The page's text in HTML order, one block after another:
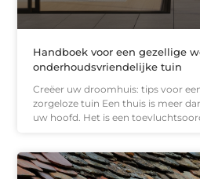
Handboek voor een gezellige
onderhoudsvriendelijke tuin
Creëer uw droomhuis: tips voor
zorgeloze tuin Een thuis is meer
uw hoofd. Het is een